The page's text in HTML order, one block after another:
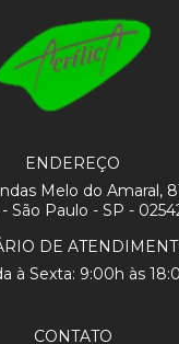
ENDEREÇO
Melo do Amaral,
São Paulo - SP -
DE
à Sexta: 9:00h às
CONTATO